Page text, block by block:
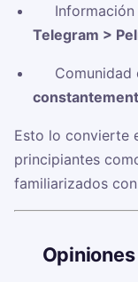
✅ Información
Telegram >
✅
Esto lo convierte
principiantes
familiarizados